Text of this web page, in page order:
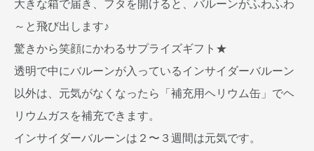
大きな箱で届き、フタを開けると、バルーンがふわふわ
～と飛び出します♪
驚きから笑顔にかわるサプライズギフト★
透明で中にバルーンが入っているインサイダーバルーン
以外は、元気がなくなったら「補充用ヘリウム缶」でヘ
リウムガスを補充できます。
インサイダーバルーンは２〜３週間は元気です。